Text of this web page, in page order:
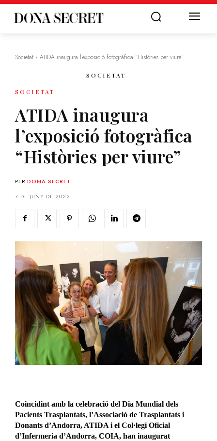
Societat ATIDA inaugura l’exposició fotogràfica “Històries per viure”
SOCIETAT
SOCIETAT
ATIDA inaugura
l’exposició fotogràfica
“Històries per viure”
PER DONA SECRET
7 DE JUNY DE 2022
Coincidint amb la celebració del Dia Mundial dels
Pacients Trasplantats, l’Associació de Trasplantats i
Donants d’Andorra, ATIDA i el Col·legi Oficial
d’Infermeria d’Andorra, COIA, han inaugurat